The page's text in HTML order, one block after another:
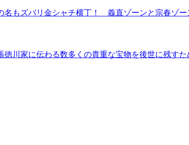
名もズバリ金シャチ横丁！ 義直ゾーンと宗春ゾ
徳川家に伝わる数多くの貴重な宝物を後世に残す